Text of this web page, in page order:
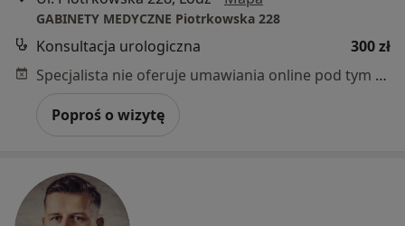
GABINETY MEDYCZNE Piotrkowska 228
Konsultacja urologiczna
300 zł
Specjalista nie oferuje umawiania online pod tym adresem.
Poproś o wizytę